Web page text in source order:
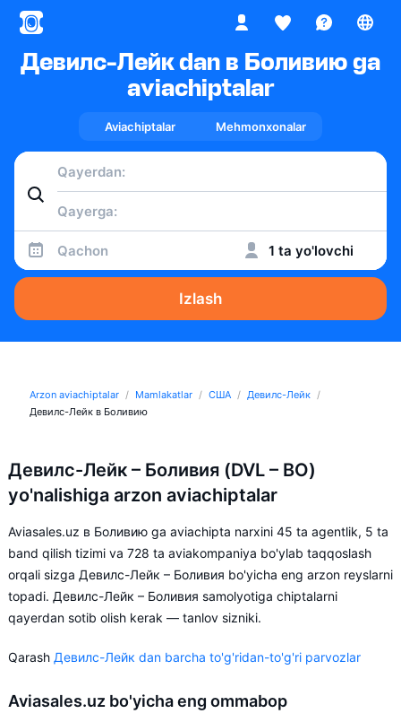
Девилс-Лейк dan в Боливию ga
aviachiptalar
Aviachiptalar Mehmonxonalar
Qachon 1 ta yo'lovchi
Izlash
Arzon aviachiptalar Mamlakatlar США
Девилс-Лейк
Девилс-Лейк в Боливию
Девилс-Лейк – Боливия (DVL – BO)
yo'nalishiga arzon aviachiptalar
Aviasales.uz в Боливию ga aviachipta narxini 45 ta agentlik, 5 ta
band qilish tizimi va 728 ta aviakompaniya bo'ylab taqqoslash
orqali sizga Девилс-Лейк – Боливия bo'yicha eng arzon reyslarni
topadi. Девилс-Лейк – Боливия samolyotiga chiptalarni
qayerdan sotib olish kerak — tanlov sizniki.
Qarash Девилс-Лейк dan barcha to'g'ridan-to'g'ri parvozlar
Aviasales.uz bo'yicha eng ommabop